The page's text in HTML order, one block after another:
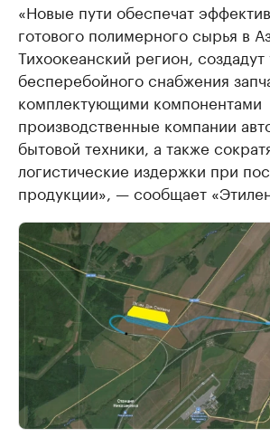
«Новые пути обеспечат
готового полимерного сырья в
Тихоокеанский регион, создадут
бесперебойного снабжения
комплектующими компонентами
производственные компании
бытовой техники, а также
логистические издержки при
продукции», — сообщает